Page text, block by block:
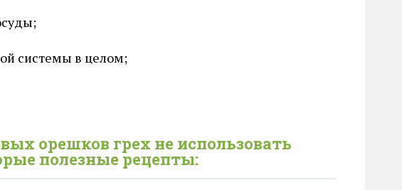
системы в целом;
орешков грех не использовать
полезные рецепты: